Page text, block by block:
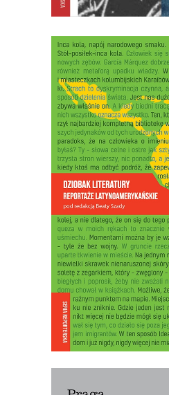
[EBOOK]
LITERATURY.
Opowiadać o
sposób – oto
niezwykłość w tym,
jego
45.00zł
E-BOOK DO